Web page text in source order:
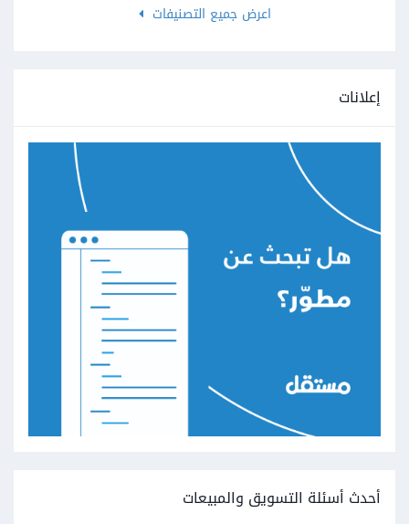
اعرض جميع التصنيفات
إعلانات
أحدث أسئلة التسويق والمبيعات